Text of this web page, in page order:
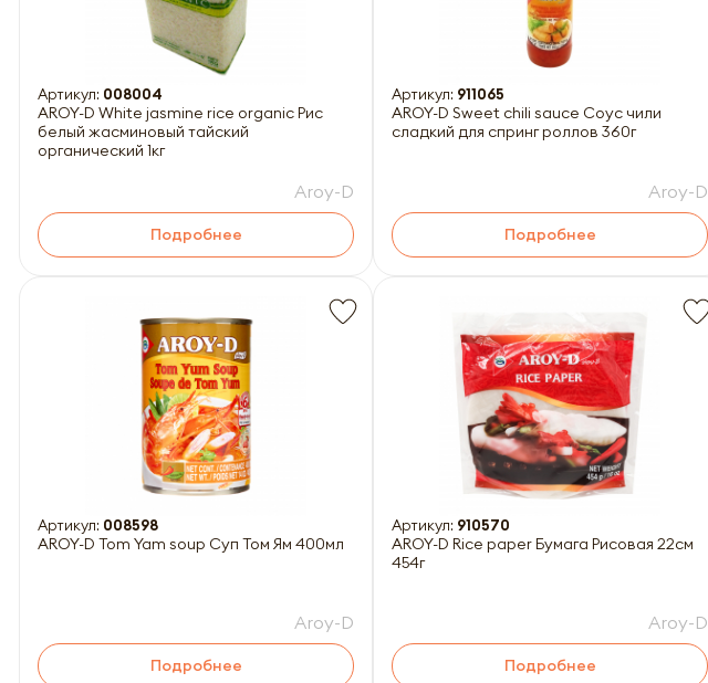
Артикул: 008004
AROY-D White jasmine rice organic Рис
белый жасминовый тайский
органический 1кг
Aroy-D
Подробнее
Артикул: 911065
AROY-D Sweet chili sauce Соус чили
сладкий для спринг роллов 360г
Aroy-D
Подробнее
Артикул: 008598
AROY-D Tom Yam soup Суп Том Ям 400мл
Aroy-D
Подробнее
Артикул: 910570
AROY-D Rice paper Бумага Рисовая 22см
454г
Aroy-D
Подробнее